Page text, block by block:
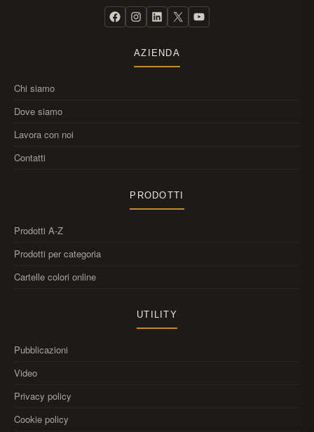
AZIENDA
Chi siamo
Dove siamo
Lavora con noi
Contatti
PRODOTTI
Prodotti A-Z
Prodotti per categoria
Cartelle colori online
UTILITY
Pubblicazioni
Video
Privacy policy
Cookie policy